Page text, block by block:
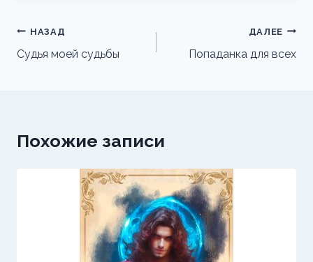
Навигация
по
НАЗАД
Судья моей судьбы
ДАЛЕЕ
Попаданка для всех
Похожие записи